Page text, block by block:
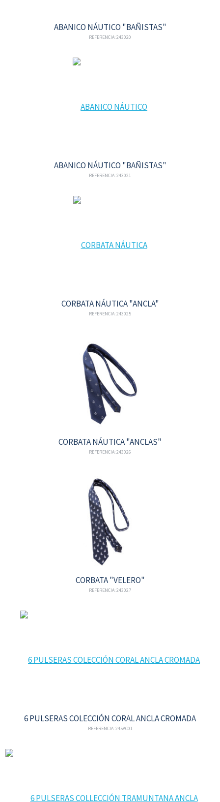
ABANICO NÁUTICO "BAÑISTAS"
REFERENCIA: 243020
ABANICO NÁUTICO "BAÑISTAS"
REFERENCIA: 243021
CORBATA NÁUTICA "ANCLA"
REFERENCIA: 243025
CORBATA NÁUTICA "ANCLAS"
REFERENCIA: 243026
CORBATA "VELERO"
REFERENCIA: 243027
6 PULSERAS COLECCIÓN CORAL ANCLA CROMADA
REFERENCIA: 245AC01